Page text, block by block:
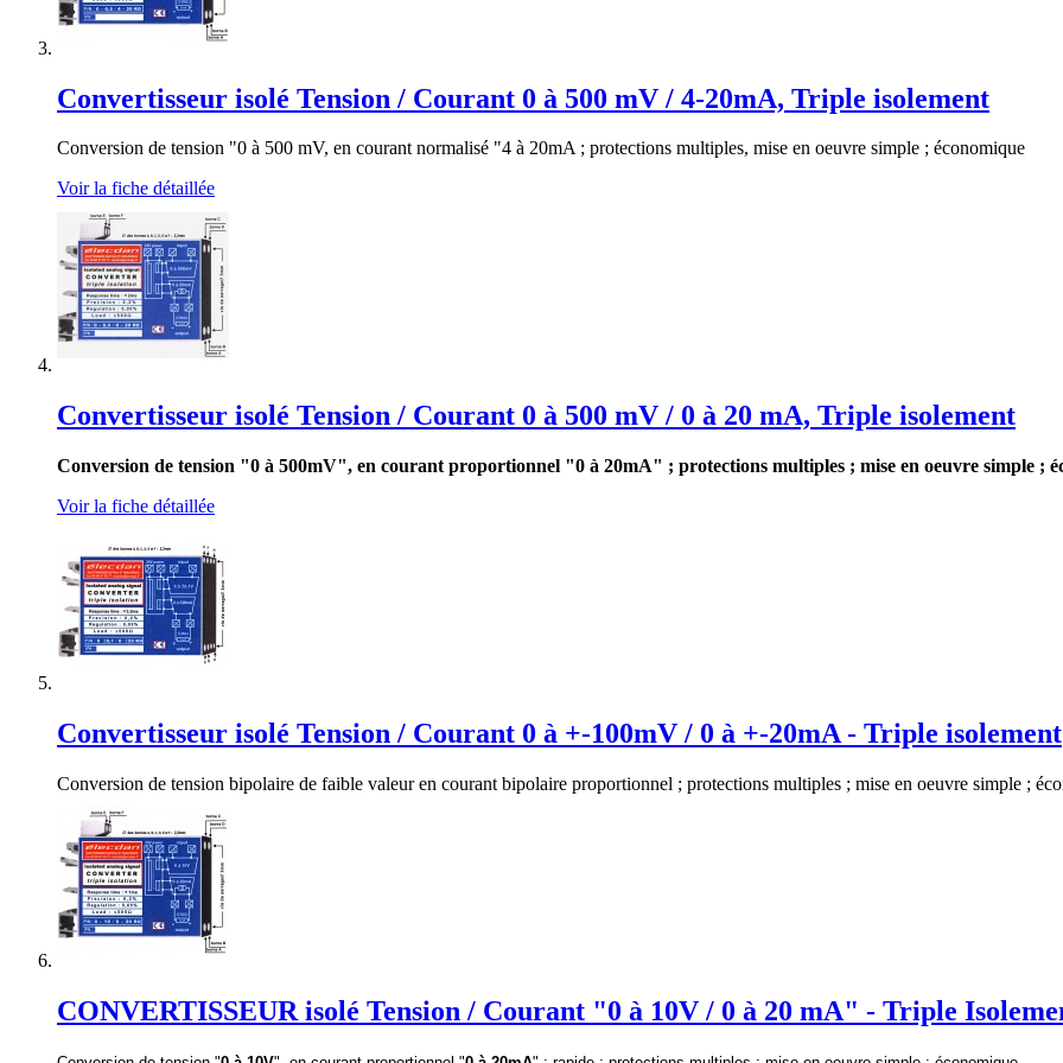
Convertisseur isolé Tension / Courant 0 à 500 mV / 4-20mA, Triple isolement
Conversion de tension "0 à 500 mV, en courant normalisé "4 à 20mA ; protections multiples, mise en oeuvre simple ; économique
Voir la fiche détaillée
Convertisseur isolé Tension / Courant 0 à 500 mV / 0 à 20 mA, Triple isolement
Conversion de tension "0 à 500mV", en courant proportionnel "0 à 20mA" ; protections multiples ; mise en oeuvre simple ;
Voir la fiche détaillée
Convertisseur isolé Tension / Courant 0 à +-100mV / 0 à +-20mA - Triple isolement
Conversion de tension bipolaire de faible valeur en courant bipolaire proportionnel ; protections multiples ; mise en oeuvre simple ;
CONVERTISSEUR isolé Tension / Courant "0 à 10V / 0 à 20 mA" - Triple